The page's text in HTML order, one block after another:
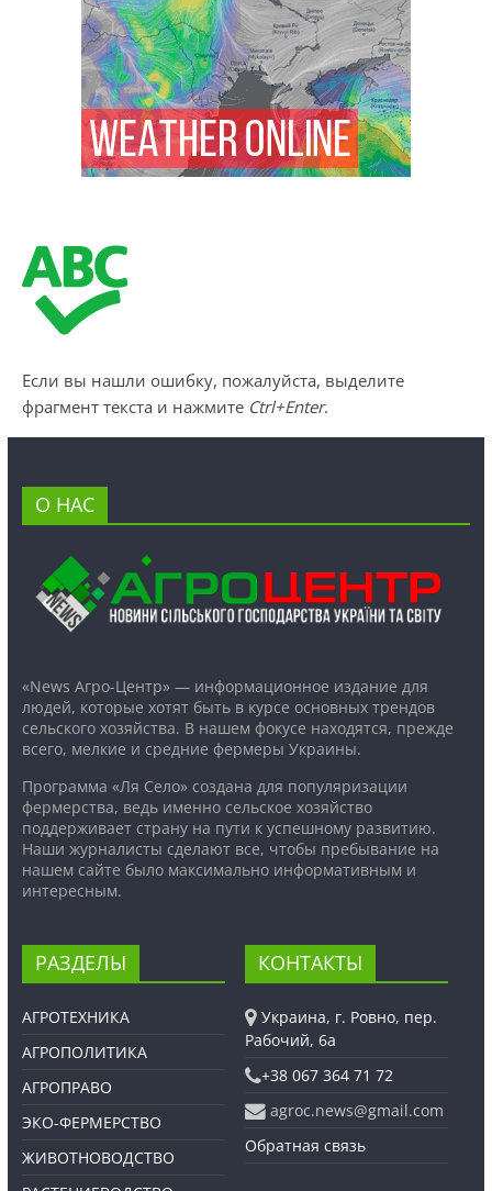
Если вы нашли ошибку, пожалуйста, выделите
фрагмент текста и нажмите Ctrl+Enter.
О НАС
«News Агро-Центр» — информационное издание для
людей, которые хотят быть в курсе основных трендов
сельского хозяйства. В нашем фокусе находятся, прежде
всего, мелкие и средние фермеры Украины.
Программа «Ля Село» создана для популяризации
фермерства, ведь именно сельское хозяйство
поддерживает страну на пути к успешному развитию.
Наши журналисты сделают все, чтобы пребывание на
нашем сайте было максимально информативным и
интересным.
РАЗДЕЛЫ
АГРОТЕХНИКА
АГРОПОЛИТИКА
АГРОПРАВО
ЭКО-ФЕРМЕРСТВО
ЖИВОТНОВОДСТВО
КОНТАКТЫ
Украина, г. Ровно, пер.
Рабочий, 6а
+38 067 364 71 72
agroc.news@gmail.com
Обратная связь